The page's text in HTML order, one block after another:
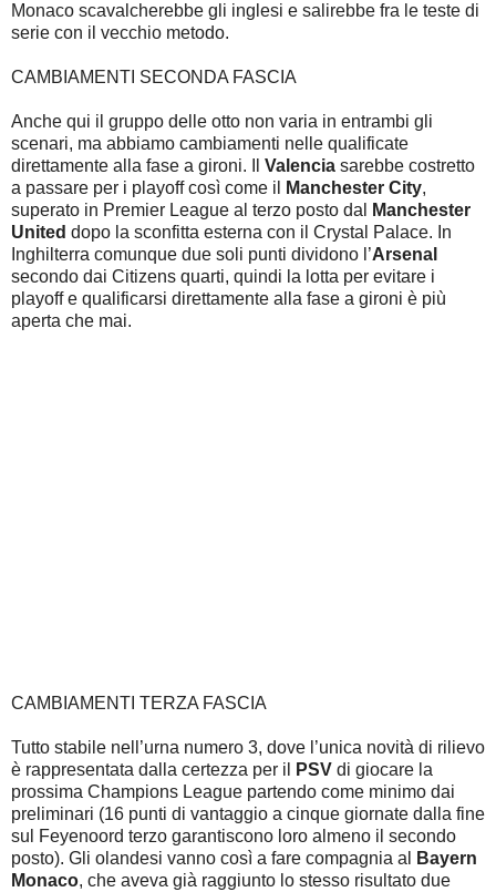
Monaco scavalcherebbe gli inglesi e salirebbe fra le teste di
serie con il vecchio metodo.
CAMBIAMENTI SECONDA FASCIA
Anche qui il gruppo delle otto non varia in entrambi gli
scenari, ma abbiamo cambiamenti nelle qualificate
direttamente alla fase a gironi. Il Valencia sarebbe costretto
a passare per i playoff così come il
Manchester City,
superato in Premier League al terzo posto dal
Manchester
United dopo la sconfitta esterna con il Crystal Palace. In
Inghilterra comunque due soli punti dividono l’Arsenal
secondo dai Citizens quarti, quindi la lotta per evitare i
playoff e qualificarsi direttamente alla fase a gironi è più
aperta che mai.
CAMBIAMENTI TERZA FASCIA
Tutto stabile nell’urna numero 3, dove l’unica novità di rilievo
è rappresentata dalla certezza per il
PSV di giocare la
prossima Champions League partendo come minimo dai
preliminari (16 punti di vantaggio a cinque giornate dalla fine
sul Feyenoord terzo garantiscono loro almeno il secondo
posto). Gli olandesi vanno così a fare compagnia al
Bayern
Monaco, che aveva già raggiunto lo stesso risultato due